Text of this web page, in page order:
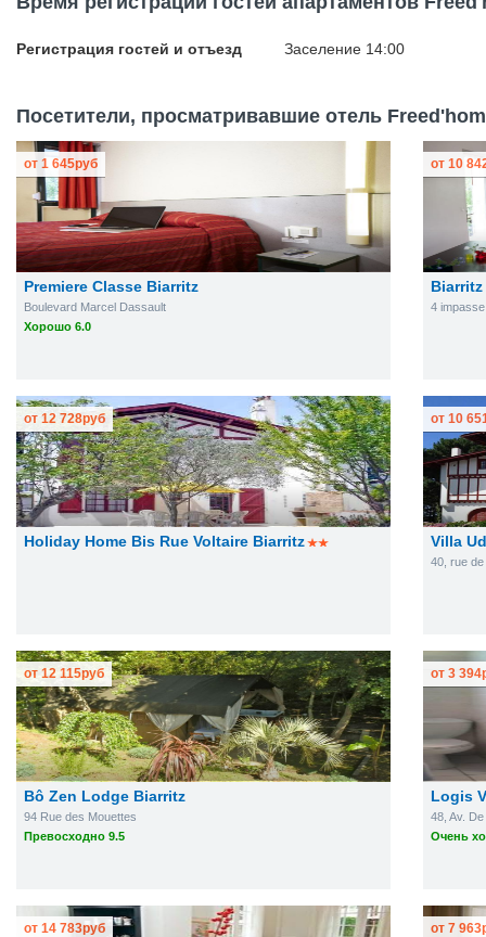
Регистрация гостей и отъезд Заселение 14:00
Посетители, просматривавшие отель
Premiere Classe Biarritz
Boulevard Marcel Dassault
Хорошо 6.0
от 1 645руб
Biarritz
4
от 10
Holiday Home Bis Rue Voltaire Biarritz
от 12 728руб
Villa
40, rue
от 10
Bô Zen Lodge Biarritz
94 Rue des Mouettes
Превосходно 9.5
от 12 115руб
Logis
48, Av.
Очень
от 3 394
от 14 783руб от 7 963